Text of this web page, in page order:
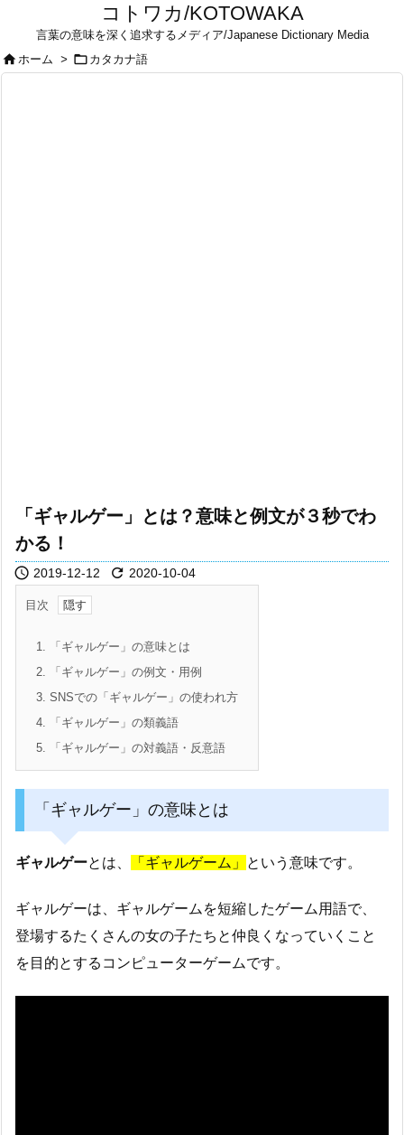
コトワカ/KOTOWAKA
言葉の意味を深く追求するメディア/Japanese Dictionary Media
ホーム >  カタカナ語
「ギャルゲー」とは？意味と例文が３秒でわ
かる！
 2019-12-12  2020-10-04
目次
1. 「ギャルゲー」の意味とは
2. 「ギャルゲー」の例文・用例
3. SNSでの「ギャルゲー」の使われ方
4. 「ギャルゲー」の類義語
5. 「ギャルゲー」の対義語・反意語
「ギャルゲー」の意味とは
ギャルゲーとは、 「ギャルゲーム」 という意味です。
ギャルゲーは、ギャルゲームを短縮したゲーム用語で、
登場するたくさんの女の子たちと仲良くなっていくこと
を目的とするコンピューターゲームです。